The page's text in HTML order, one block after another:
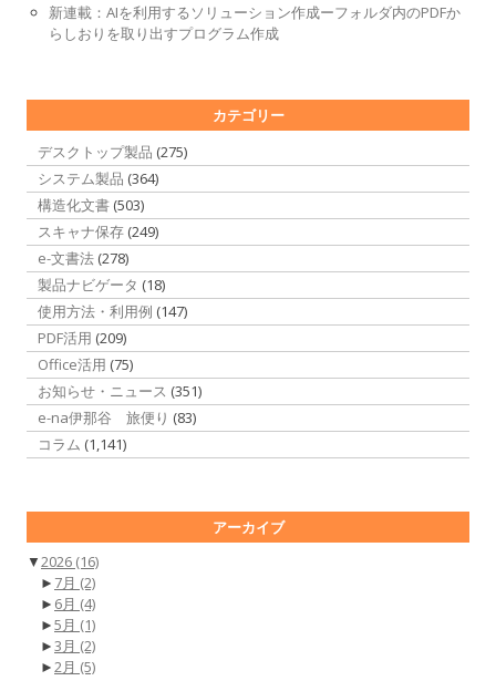
新連載：AIを利用するソリューション作成ーフォルダ内のPDFか
らしおりを取り出すプログラム作成
カテゴリー
デスクトップ製品 (275)
システム製品 (364)
構造化文書 (503)
スキャナ保存 (249)
e-文書法 (278)
製品ナビゲータ (18)
使用方法・利用例 (147)
PDF活用 (209)
Office活用 (75)
お知らせ・ニュース (351)
e-na伊那谷 旅便り (83)
コラム (1,141)
アーカイブ
▼2026 (16)
► 7月 (2)
► 6月 (4)
►5月 (1)
►3月 (2)
►2月 (5)